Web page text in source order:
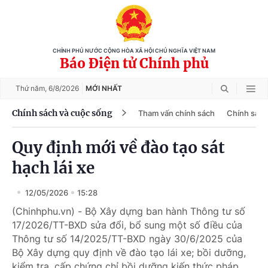
CHÍNH PHỦ NƯỚC CỘNG HÒA XÃ HỘI CHỦ NGHĨA VIỆT NAM
Báo Điện tử Chính phủ
Thứ năm, 6/8/2026 MỚI NHẤT
Chính sách và cuộc sống Tham vấn chính sách Chính
Quy định mới về đào tạo sát
hạch lái xe
12/05/2026 15:28
(Chinhphu.vn) - Bộ Xây dựng ban hành Thông tư số
17/2026/TT-BXD sửa đổi, bổ sung một số điều của
Thông tư số 14/2025/TT-BXD ngày 30/6/2025 của
Bộ Xây dựng quy định về đào tạo lái xe; bồi dưỡng,